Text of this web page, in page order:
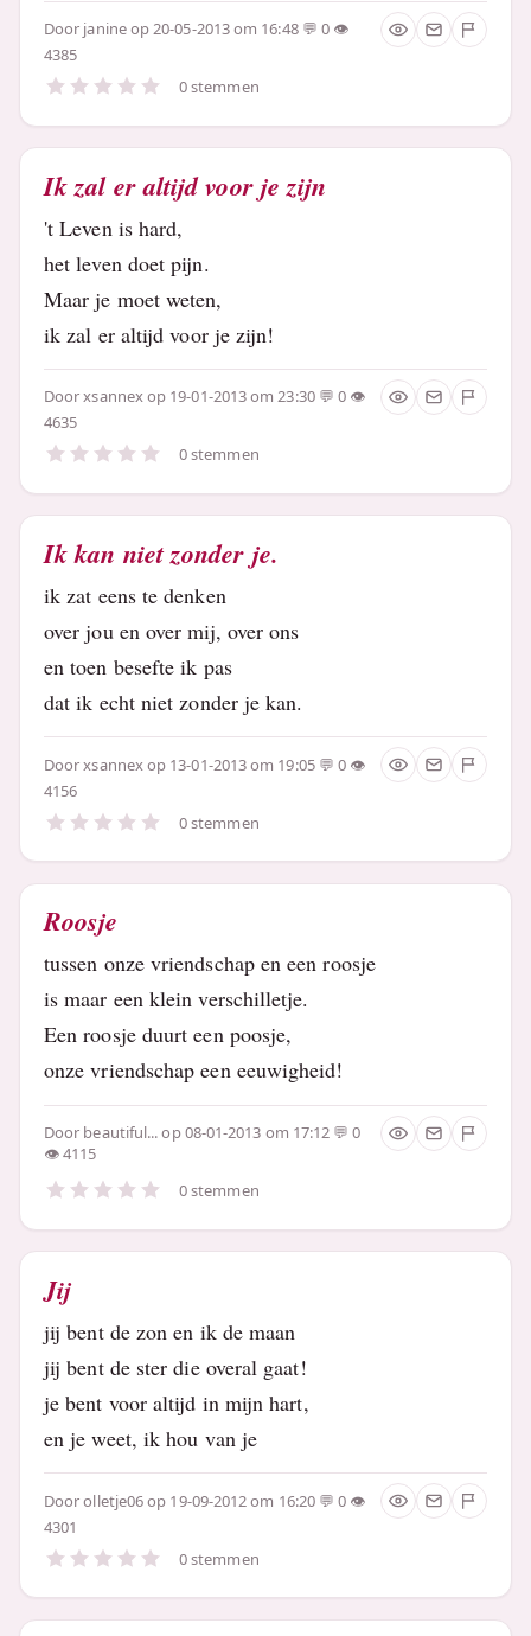
Door janineop 20-05-2013 om 16:48
0
4385
0 stemmen
Ik zal er altijd voor je zijn
't Leven is hard,
het leven doet pijn.
Maar je moet weten,
ik zal er altijd voor je zijn!
Doorxsannexop 19-01-2013 om 23:30
0
4635
0 stemmen
Ik kan niet zonder je.
ik zat eens te denken
over jou en over mij, over ons
en toen besefte ik pas
dat ik echt niet zonder je kan.
Doorxsannexop 13-01-2013 om 19:05
0
4156
0 stemmen
Roosje
tussen onze vriendschap en een roosje
is maar een klein verschilletje.
Een roosje duurt een poosje,
onze vriendschap een eeuwigheid!
Door beautiful...op 08-01-2013 om 17:12
0
4115
0 stemmen
Jij
jij bent de zon en ik de maan
jij bent de ster die overal gaat!
je bent voor altijd in mijn hart,
en je weet, ik hou van je
Doorolletje06op 19-09-2012 om 16:20
0
4301
0 stemmen